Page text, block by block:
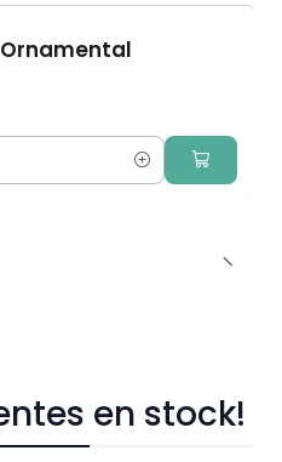
en stock!